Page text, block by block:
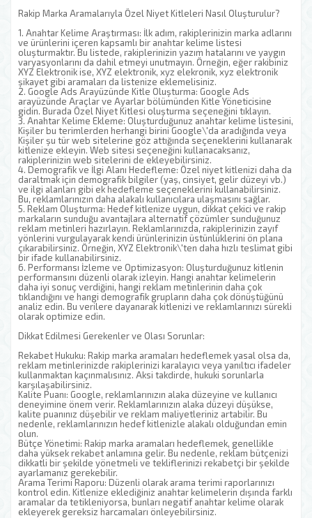
Rakip Marka Aramalarıyla Özel Niyet Kitleleri Nasıl Oluşturulur?
1. Anahtar Kelime Araştırması: İlk adım, rakiplerinizin marka adlarını
ve ürünlerini içeren kapsamlı bir anahtar kelime listesi
oluşturmaktır. Bu listede, rakiplerinizin yazım hatalarını ve yaygın
varyasyonlarını da dahil etmeyi unutmayın. Örneğin, eğer rakibiniz
XYZ Elektronik ise, XYZ elektronik, xyz elekronik, xyz elektronik
şikayet gibi aramaları da listenize eklemelisiniz.
2. Google Ads Arayüzünde Kitle Oluşturma: Google Ads
arayüzünde Araçlar ve Ayarlar bölümünden Kitle Yöneticisine
gidin. Burada Özel Niyet Kitlesi oluşturma seçeneğini tıklayın.
3. Anahtar Kelime Ekleme: Oluşturduğunuz anahtar kelime listesini,
Kişiler bu terimlerden herhangi birini Google\'da aradığında veya
Kişiler şu tür web sitelerine göz attığında seçeneklerini kullanarak
kitlenize ekleyin. Web sitesi seçeneğini kullanacaksanız,
rakiplerinizin web sitelerini de ekleyebilirsiniz.
4. Demografik ve İlgi Alanı Hedefleme: Özel niyet kitlenizi daha da
daraltmak için demografik bilgiler (yaş, cinsiyet, gelir düzeyi vb.)
ve ilgi alanları gibi ek hedefleme seçeneklerini kullanabilirsiniz.
Bu, reklamlarınızın daha alakalı kullanıcılara ulaşmasını sağlar.
5. Reklam Oluşturma: Hedef kitlenize uygun, dikkat çekici ve rakip
markaların sunduğu avantajlara alternatif çözümler sunduğunuz
reklam metinleri hazırlayın. Reklamlarınızda, rakiplerinizin zayıf
yönlerini vurgulayarak kendi ürünlerinizin üstünlüklerini ön plana
çıkarabilirsiniz. Örneğin, XYZ Elektronik\'ten daha hızlı teslimat gibi
bir ifade kullanabilirsiniz.
6. Performansı İzleme ve Optimizasyon: Oluşturduğunuz kitlenin
performansını düzenli olarak izleyin. Hangi anahtar kelimelerin
daha iyi sonuç verdiğini, hangi reklam metinlerinin daha çok
tıklandığını ve hangi demografik grupların daha çok dönüştüğünü
analiz edin. Bu verilere dayanarak kitlenizi ve reklamlarınızı sürekli
olarak optimize edin.
Dikkat Edilmesi Gerekenler ve Olası Sorunlar:
Rekabet Hukuku: Rakip marka aramaları hedeflemek yasal olsa da,
reklam metinlerinizde rakiplerinizi karalayıcı veya yanıltıcı ifadeler
kullanmaktan kaçınmalısınız. Aksi takdirde, hukuki sorunlarla
karşılaşabilirsiniz.
Kalite Puanı: Google, reklamlarınızın alaka düzeyine ve kullanıcı
deneyimine önem verir. Reklamlarınızın alaka düzeyi düşükse,
kalite puanınız düşebilir ve reklam maliyetleriniz artabilir. Bu
nedenle, reklamlarınızın hedef kitlenizle alakalı olduğundan emin
olun.
Bütçe Yönetimi: Rakip marka aramaları hedeflemek, genellikle
daha yüksek rekabet anlamına gelir. Bu nedenle, reklam bütçenizi
dikkatli bir şekilde yönetmeli ve tekliflerinizi rekabetçi bir şekilde
ayarlamanız gerekebilir.
Arama Terimi Raporu: Düzenli olarak arama terimi raporlarınızı
kontrol edin. Kitlenize eklediğiniz anahtar kelimelerin dışında farklı
aramalar da tetikleniyorsa, bunları negatif anahtar kelime olarak
ekleyerek gereksiz harcamaları önleyebilirsiniz.